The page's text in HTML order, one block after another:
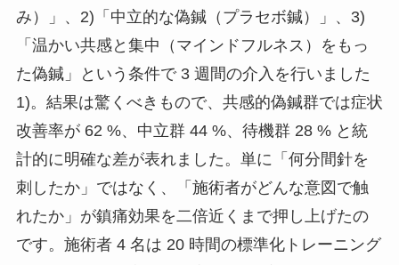
み）」、2)「中立的な偽鍼（プラセボ鍼）」、3)
「温かい共感と集中（マインドフルネス）をもっ
た偽鍼」という条件で 3 週間の介入を行いました
1)。結果は驚くべきもので、共感的偽鍼群では症状
改善率が 62 %、中立群 44 %、待機群 28 % と統
計的に明確な差が表れました。単に「何分間針を
刺したか」ではなく、「施術者がどんな意図で触
れたか」が鎮痛効果を二倍近くまで押し上げたの
です。施術者 4 名は 20 時間の標準化トレーニング